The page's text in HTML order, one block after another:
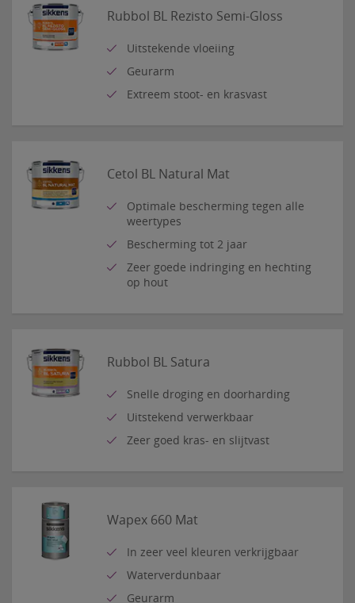
Rubbol BL Rezisto Semi-Gloss
Uitstekende vloeiing
Geurarm
Extreem stoot- en krasvast
Cetol BL Natural Mat
Optimale bescherming tegen alle
weertypes
Bescherming tot 2 jaar
Zeer goede indringing en hechting
op hout
Rubbol BL Satura
Snelle droging en doorharding
Uitstekend verwerkbaar
Zeer goed kras- en slijtvast
Wapex 660 Mat
In zeer veel kleuren verkrijgbaar
Waterverdunbaar
Geurarm